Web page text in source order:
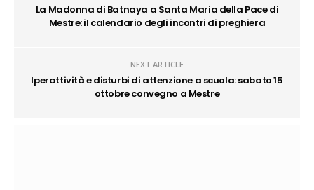
La Madonna di Batnaya a Santa Maria della Pace di
Mestre: il calendario degli incontri di preghiera
NEXT ARTICLE
Iperattività e disturbi di attenzione a scuola: sabato 15
ottobre convegno a Mestre